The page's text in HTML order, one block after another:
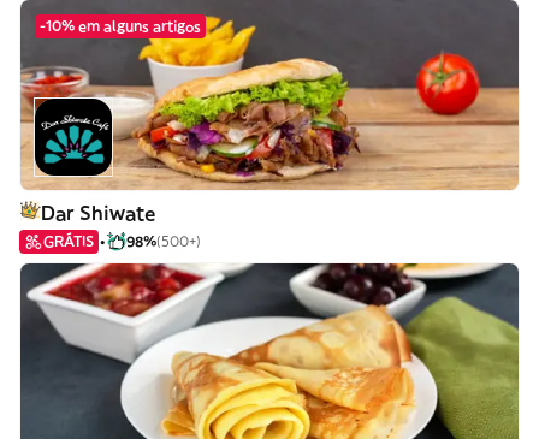
-10% em alguns artigos
Dar Shiwate
GRÁTIS 98%(500+)